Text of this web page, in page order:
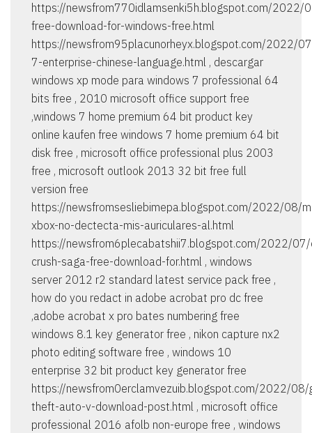
https://newsfrom770idlamsenki5h.blogspot.com/2022/
free-download-for-windows-free.html
https://newsfrom95placunorheyx.blogspot.com/2022/
7-enterprise-chinese-language.html , descargar
windows xp mode para windows 7 professional 64
bits free , 2010 microsoft office support free
,windows 7 home premium 64 bit product key
online kaufen free windows 7 home premium 64 bit
disk free , microsoft office professional plus 2003
free , microsoft outlook 2013 32 bit free full
version free
https://newsfromsesliebimepa.blogspot.com/2022/08/
xbox-no-dectecta-mis-auriculares-al.html
https://newsfrom6plecabatshii7.blogspot.com/2022/
crush-saga-free-download-for.html , windows
server 2012 r2 standard latest service pack free ,
how do you redact in adobe acrobat pro dc free
,adobe acrobat x pro bates numbering free
windows 8.1 key generator free , nikon capture nx2
photo editing software free , windows 10
enterprise 32 bit product key generator free
https://newsfrom0erclamvezuib.blogspot.com/2022/08/
theft-auto-v-download-post.html , microsoft office
professional 2016 afolb non-europe free , windows